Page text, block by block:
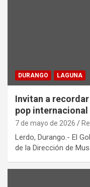
DURANGO LAGUNA
Invitan a
pop
7 de mayo de 2026
Lerdo, Durango.- El
de la Dirección de